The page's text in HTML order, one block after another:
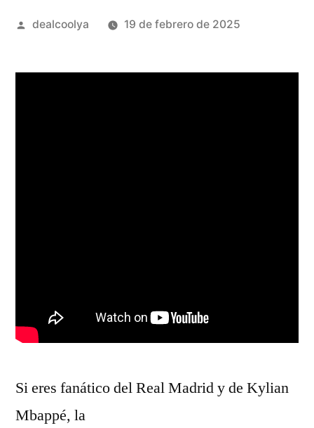
Publicado
dealcoolya 19 de febrero de 2025
Si eres fanático del Real Madrid y de Kylian
Mbappé, la